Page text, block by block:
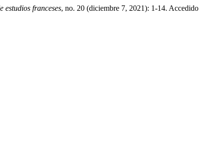
estudios franceses, no. 20 (diciembre 7, 2021): 1-14.